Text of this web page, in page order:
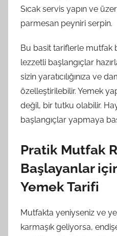
Sıcak servis yapın ve
parmesan peyniri serpin.
Bu basit tariflerle mutfak
lezzetli başlangıçlar
sizin yaratıcılığınıza ve
özelleştirilebilir. Yemek
değil, bir tutku olabilir.
başlangıçlar yapmaya
Pratik Mutfak
Başlayanlar
Yemek Tarifi
Mutfakta yeniyseniz ve
karmaşık geliyorsa,